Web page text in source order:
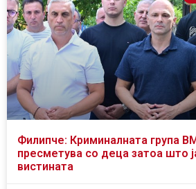
Филипче: Криминалната група
пресметува со деца затоа што
вистината